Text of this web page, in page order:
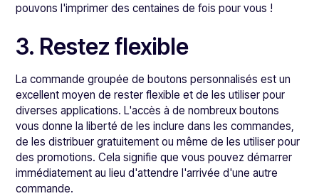
pouvons l'imprimer des centaines de fois pour vous !
3. Restez flexible
La commande groupée de boutons personnalisés est un
excellent moyen de rester flexible et de les utiliser pour
diverses applications. L'accès à de nombreux boutons
vous donne la liberté de les inclure dans les commandes,
de les distribuer gratuitement ou même de les utiliser pour
des promotions. Cela signifie que vous pouvez démarrer
immédiatement au lieu d'attendre l'arrivée d'une autre
commande.